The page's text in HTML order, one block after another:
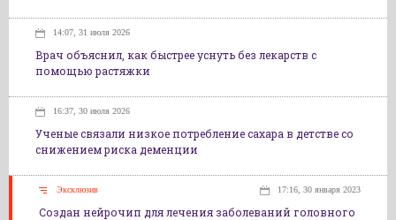
14:07, 31 июля 2026
Врач объяснил, как быстрее уснуть без лекарств с
помощью растяжки
16:37, 30 июля 2026
Ученые связали низкое потребление сахара в детстве со
снижением риска деменции
Эксклюзив 17:16, 30 января 2023
Создан нейрочип для лечения заболеваний головного